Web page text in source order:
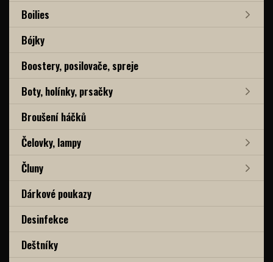
Boilies
Bójky
Boostery, posilovače, spreje
Boty, holínky, prsačky
Broušení háčků
Čelovky, lampy
Čluny
Dárkové poukazy
Desinfekce
Deštníky